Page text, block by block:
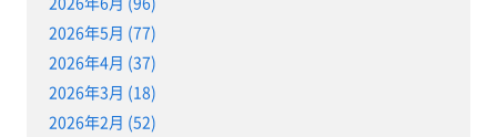
2026年5月 (77)
2026年4月 (37)
2026年3月 (18)
2026年2月 (52)